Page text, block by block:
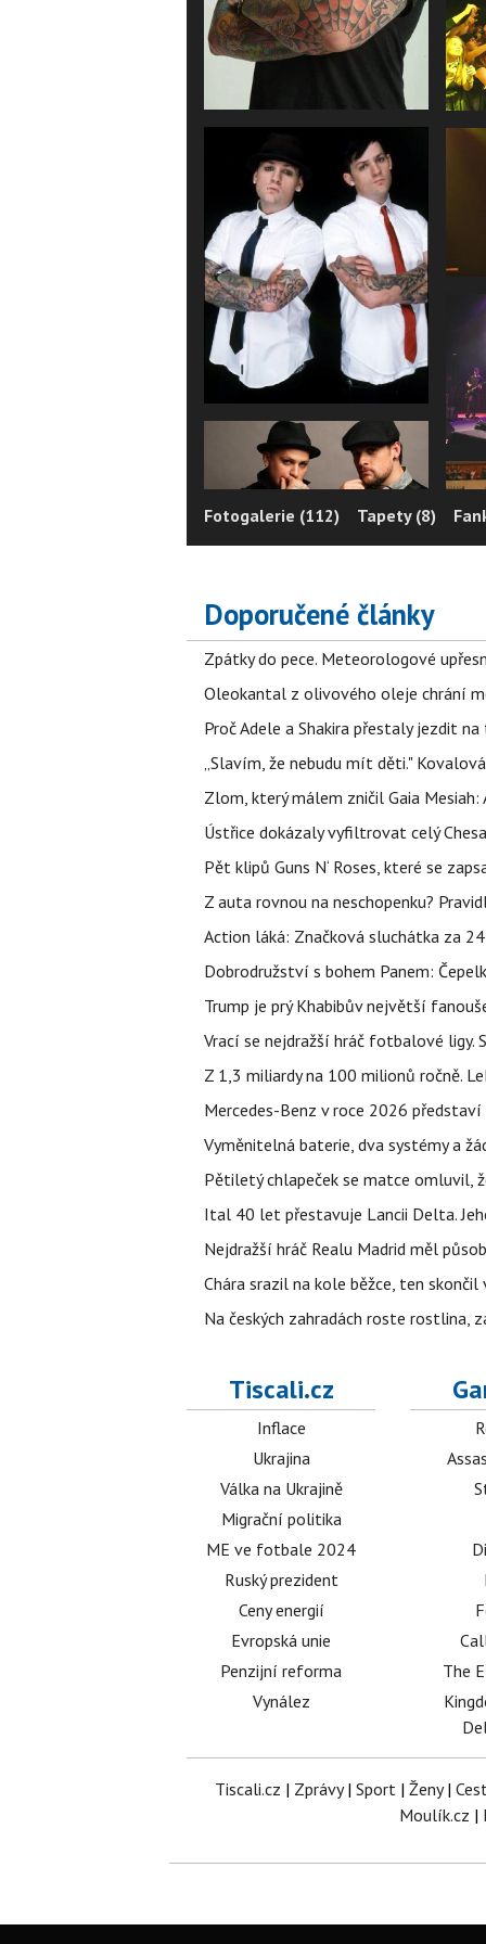
Fotogalerie (112) Tapety (8)
Doporučené články
Zpátky do pece. Meteorologové
Oleokantal z olivového oleje chrání
Proč Adele a Shakira přestaly jezdit
„Slavím, že nebudu mít děti."
Zlom, který málem zničil Gaia
Ústřice dokázaly vyfiltrovat celý
Pět klipů Guns N‘ Roses, které se
Z auta rovnou na neschopenku?
Action láká: Značková sluchátka za
Dobrodružství s bohem Panem:
Trump je prý Khabibův největší
Vrací se nejdražší hráč fotbalové
Z 1,3 miliardy na 100 milionů ročně.
Mercedes-Benz v roce 2026
Vyměnitelná baterie, dva systémy a
Pětiletý chlapeček se matce omluvil,
Ital 40 let přestavuje Lancii Delta.
Nejdražší hráč Realu Madrid měl
Chára srazil na kole běžce, ten
Na českých zahradách roste rostlina,
Tiscali.cz
Inflace
Ukrajina
Válka na Ukrajině
Migrační politika
ME ve fotbale 2024
Ruský prezident
Ceny energií
Evropská unie
Penzijní reforma
Vynález
The
Tiscali.cz | Zprávy| Sport| Ženy|
Moulík.cz |